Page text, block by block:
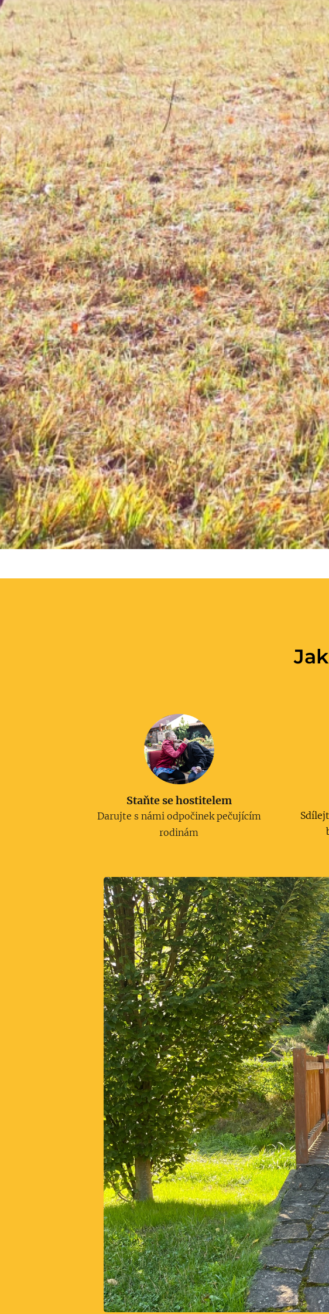
Staňte se hostitelem
Darujte s námi odpočinek pečujícím
rodinám